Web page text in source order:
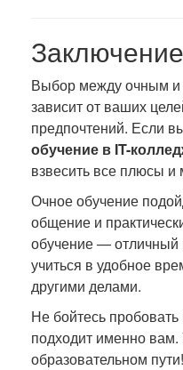
Заключение
Выбор между очным и
зависит от ваших
предпочтений. Если
обучение в IT-
взвесить все плюсы
Очное обучение
общение и
обучение — отличный
учиться в удобное
другими делами.
Не бойтесь
подходит именно
образовательном пути!